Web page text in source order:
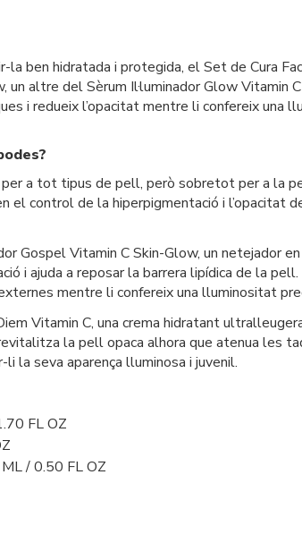
ben hidratada i protegida, el Set de Cura
altre del Sèrum Il·luminador Glow Vitamin
i redueix l’opacitat mentre li confereix una
a tot tipus de pell, però sobretot per a la
control de la hiperpigmentació i l’opacitat
Gospel Vitamin C Skin-Glow, un netejador
i ajuda a reposar la barrera lipídica de la
mentre li confereix una lluminositat
Vitamin C, una crema hidratant
la pell opaca alhora que atenua les
la seva aparença lluminosa i juvenil.
FL OZ
/ 0.50 FL OZ